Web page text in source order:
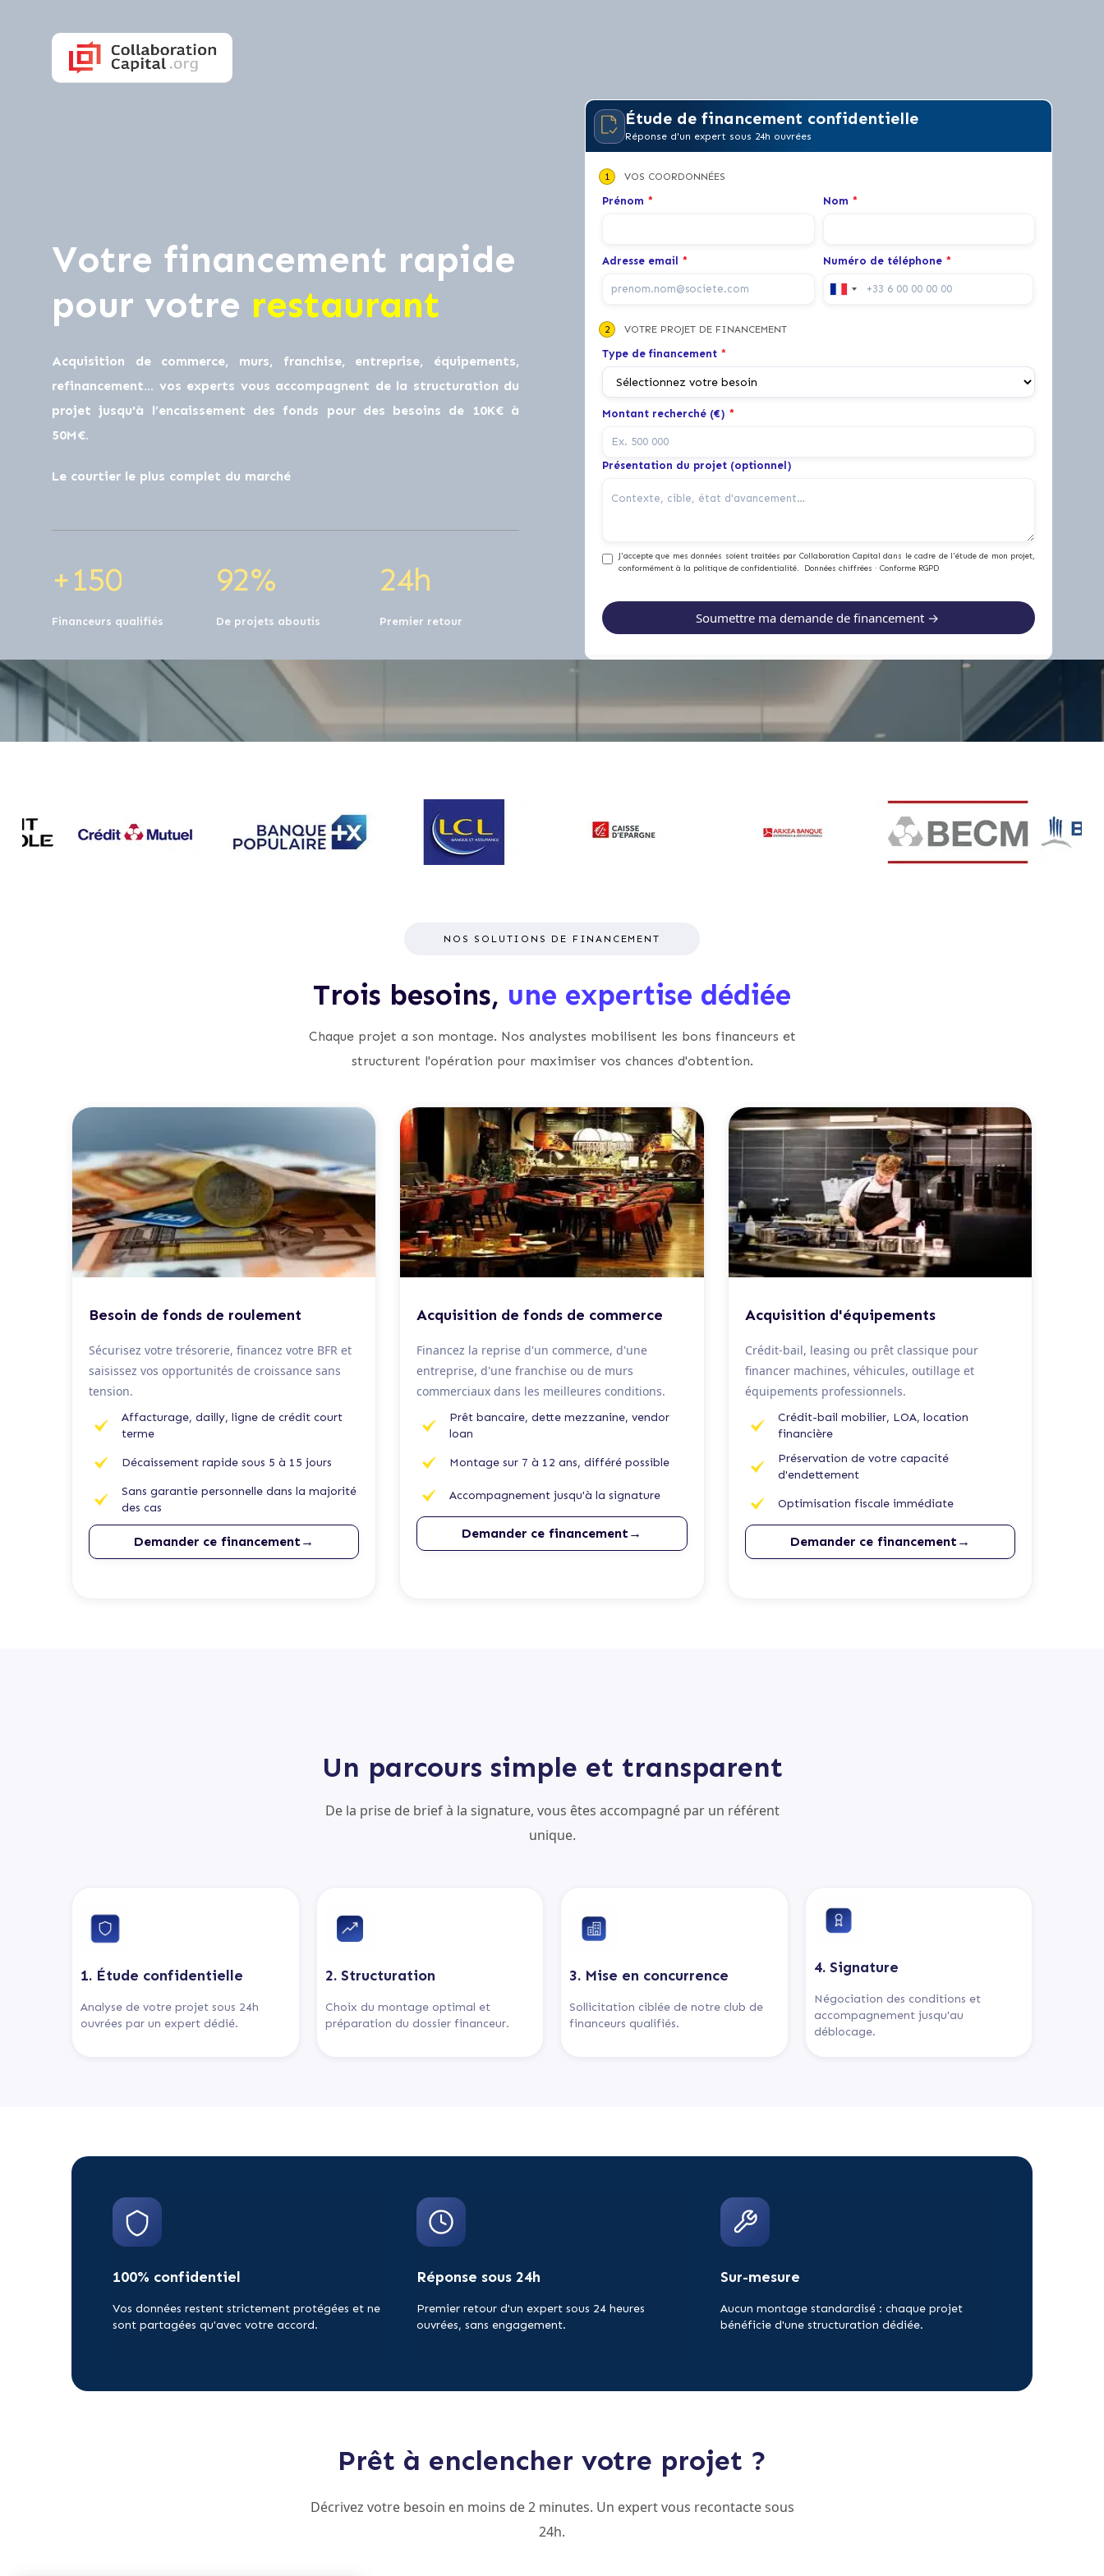
Votre financement rapide
pour votre restaurant
Acquisition de commerce, murs, franchise, entreprise, équipements,
refinancement… vos experts vous accompagnent de la structuration du
projet jusqu'à l’encaissement des fonds pour des besoins de 10K€ à
50M€.
Le courtier le plus complet du marché
+
0
1
1
0
50
Financeurs qualifiés
0
9
0
2%
De projets aboutis
0
2
0
4h
Premier retour
Étude de financement confidentielle
Réponse d'un expert sous 24h ouvrées
1 VOS COORDONNÉES
Prénom * Nom *
Adresse email * Numéro de téléphone *
2 VOTRE PROJET DE FINANCEMENT
Type de financement *
Montant recherché (€) *
Présentation du projet (optionnel)
J'accepte que mes données soient traitées par Collaboration Capital dans le cadre de l'étude de mon projet,
conformément à la politique de confidentialité. Données chiffrées · Conforme RGPD
NOS SOLUTIONS DE FINANCEMENT
Trois besoins, une expertise dédiée
Chaque projet a son montage. Nos analystes mobilisent les bons financeurs et
structurent l'opération pour maximiser vos chances d'obtention.
Besoin de fonds de roulement
Sécurisez votre trésorerie, financez votre BFR et
saisissez vos opportunités de croissance sans
tension.
Affacturage, dailly, ligne de crédit court
terme
Décaissement rapide sous 5 à 15 jours
Sans garantie personnelle dans la majorité
des cas
Demander ce financement→
Acquisition de fonds de commerce
Financez la reprise d'un commerce, d'une
entreprise, d'une franchise ou de murs
commerciaux dans les meilleures conditions.
Prêt bancaire, dette mezzanine, vendor
loan
Montage sur 7 à 12 ans, différé possible
Accompagnement jusqu'à la signature
Demander ce financement→
Acquisition d'équipements
Crédit-bail, leasing ou prêt classique pour
financer machines, véhicules, outillage et
équipements professionnels.
Crédit-bail mobilier, LOA, location
financière
Préservation de votre capacité
d'endettement
Optimisation fiscale immédiate
Demander ce financement→
Un parcours simple et transparent
De la prise de brief à la signature, vous êtes accompagné par un référent
unique.
1. Étude confidentielle
Analyse de votre projet sous 24h
ouvrées par un expert dédié.
2. Structuration
Choix du montage optimal et
préparation du dossier financeur.
3. Mise en concurrence
Sollicitation ciblée de notre club de
financeurs qualifiés.
4. Signature
Négociation des conditions et
accompagnement jusqu'au
déblocage.
100% confidentiel
Vos données restent strictement protégées et ne
sont partagées qu'avec votre accord.
Réponse sous 24h
Premier retour d'un expert sous 24 heures
ouvrées, sans engagement.
Sur-mesure
Aucun montage standardisé : chaque projet
bénéficie d'une structuration dédiée.
Prêt à enclencher votre projet ?
Décrivez votre besoin en moins de 2 minutes. Un expert vous recontacte sous
24h.